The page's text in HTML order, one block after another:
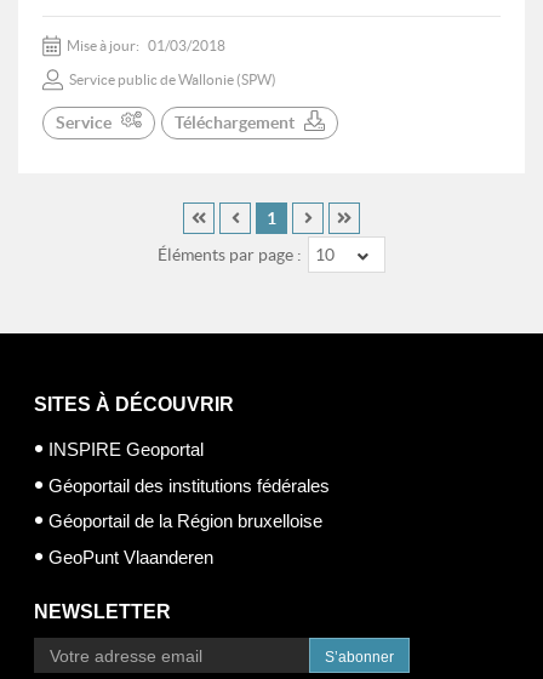
Mise à jour: 01/03/2018
Service public de Wallonie (SPW)
Service Téléchargement
Éléments par page : 10
1
SITES À DÉCOUVRIR
INSPIRE Geoportal
Géoportail des institutions fédérales
Géoportail de la Région bruxelloise
GeoPunt Vlaanderen
NEWSLETTER
S’abonner